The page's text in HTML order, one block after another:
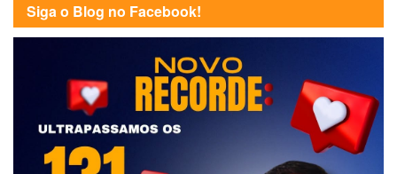
Siga o Blog no Facebook!